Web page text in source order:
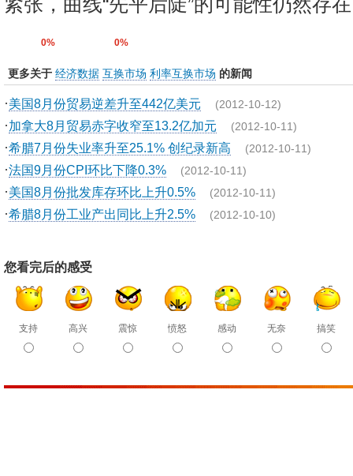
0% 0%
更多关于 经济数据 互换市场 利率互换市场 的新闻
·美国8月份贸易逆差升至442亿美元 (2012-10-12)
·加拿大8月贸易赤字收窄至13.2亿加元 (2012-10-11)
·希腊7月份失业率升至25.1% 创纪录新高 (2012-10-11)
·法国9月份CPI环比下降0.3% (2012-10-11)
·美国8月份批发库存环比上升0.5% (2012-10-11)
·希腊8月份工业产出同比上升2.5% (2012-10-10)
您看完后的感受
支持 高兴 震惊 愤怒 感动 无奈 搞笑